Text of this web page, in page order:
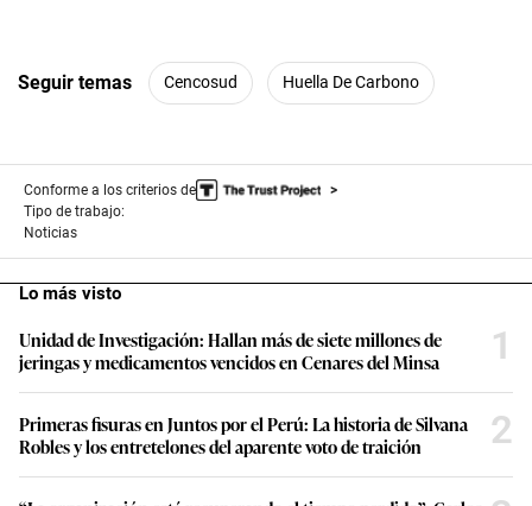
Unidad de Investigación: Hallan más de siete millones de
jeringas y medicamentos vencidos en Cenares del Minsa
1
Primeras fisuras en Juntos por el Perú: La historia de Silvana
Robles y los entretelones del aparente voto de traición
2
“La organización está recuperando el tiempo perdido”: Carlos
Neuhaus, expresidente de Lima 2019, sobre los retos a un año
de Lima 2027 y en qué más está preocupado el Gobierno
3
Aerolíneas responden a LAP sobre la TUUA a escalas
internacionales: “Una reducción parcial deja intacta la
4